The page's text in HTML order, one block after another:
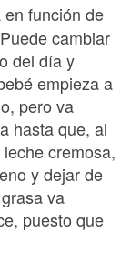
función de
cambiar
del día y
empieza a
pero va
hasta que, al
cremosa,
y dejar de
va
puesto que